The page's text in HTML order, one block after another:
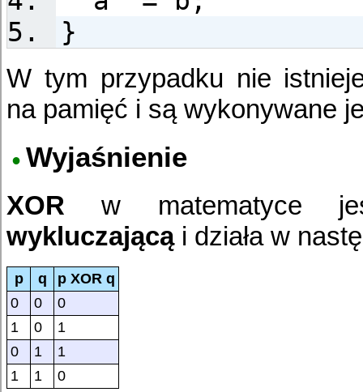
}
W tym przypadku nie
na pamięć i są wykonywane
Wyjaśnienie
XOR w matematyce
wykluczającąi działa w
p q
p XOR q
0
0
0
1
0
1
0
1
1
1
1 0